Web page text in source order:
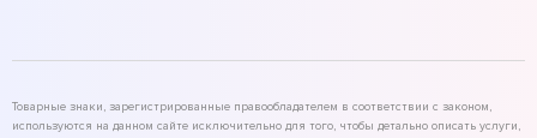
Товарные знаки, зарегистрированные правообладателем в соответствии с законом,
используются на данном сайте исключительно для того, чтобы детально описать услуги,